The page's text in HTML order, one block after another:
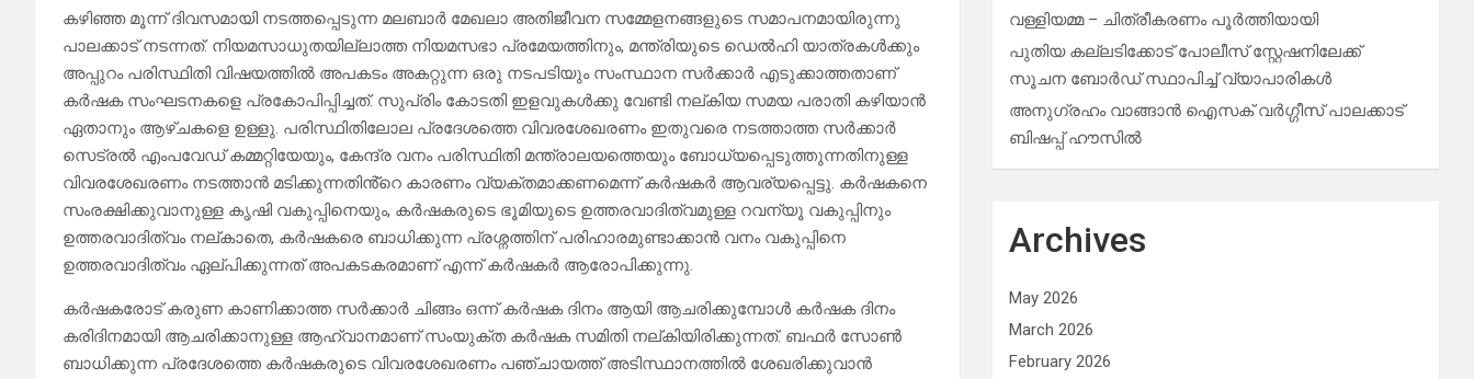
കഴിഞ്ഞ മൂന്ന് ദിവസമായി നടത്തപ്പെടുന്ന മലബാർ മേഖലാ അതിജീവന സമ്മേളനങ്ങളുടെ സമാപനമായിരുന്നു
പാലക്കാട് നടന്നത്. നിയമസാധുതയില്ലാത്ത നിയമസഭാ പ്രമേയത്തിനും, മന്ത്രിയുടെ ഡെൽഹി യാത്രകൾക്കും
അപ്പുറം പരിസ്ഥിതി വിഷയത്തിൽ അപകടം അകറ്റുന്ന ഒരു നടപടിയും സംസ്ഥാന സർക്കാർ എടുക്കാത്തതാണ്
കർഷക സംഘടനകളെ പ്രകോപിപ്പിച്ചത്. സുപ്രിം കോടതി ഇളവുകൾക്കു വേണ്ടി നല്കിയ സമയ പരാതി കഴിയാൻ
ഏതാനും ആഴ്ചകളെ ഉള്ളു. പരിസ്ഥിതിലോല പ്രദേശത്തെ വിവരശേഖരണം ഇതുവരെ നടത്താത്ത സർക്കാർ
സെട്രൽ എംപവേഡ് കമ്മറ്റിയേയും, കേന്ദ്ര വനം പരിസ്ഥിതി മന്ത്രാലയത്തെയും ബോധ്യപ്പെടുത്തുന്നതിനുള്ള
വിവരശേഖരണം നടത്താൻ മടിക്കുന്നതിൻ്റെ കാരണം വ്യക്തമാക്കണമെന്ന് കർഷകർ ആവര്യപ്പെട്ടു. കർഷകനെ
സംരക്ഷിക്കുവാനുള്ള കൃഷി വകുപ്പിനെയും, കർഷകരുടെ ഭൂമിയുടെ ഉത്തരവാദിത്വമുള്ള റവന്യൂ വകുപ്പിനും
ഉത്തരവാദിത്വം നല്കാതെ, കർഷകരെ ബാധിക്കുന്ന പ്രശ്നത്തിന് പരിഹാരമുണ്ടാക്കാൻ വനം വകുപ്പിനെ
ഉത്തരവാദിത്വം ഏല്പിക്കുന്നത് അപകടകരമാണ് എന്ന് കർഷകർ ആരോപിക്കുന്നു.
കർഷകരോട് കരുണ കാണിക്കാത്ത സർക്കാർ ചിങ്ങം ഒന്ന് കർഷക ദിനം ആയി ആചരിക്കുമ്പോൾ കർഷക ദിനം
കരിദിനമായി ആചരിക്കാനുള്ള ആഹ്വാനമാണ് സംയുക്ത കർഷക സമിതി നല്കിയിരിക്കുന്നത്. ബഫർ സോൺ
ബാധിക്കുന്ന പ്രദേശത്തെ കർഷകരുടെ വിവരശേഖരണം പഞ്ചായത്ത് അടിസ്ഥാനത്തിൽ ശേഖരിക്കുവാൻ
വള്ളിയമ്മ – ചിത്രീകരണം പൂർത്തിയായി
പുതിയ കല്ലടിക്കോട് പോലീസ് സ്റ്റേഷനിലേക്ക്
സൂചന ബോർഡ് സ്ഥാപിച്ച് വ്യാപാരികൾ
അനുഗ്രഹം വാങ്ങാൻ ഐസക് വര്‍ഗ്ഗീസ് പാലക്കാട്
ബിഷപ്പ് ഹൗസില്‍
Archives
May 2026
March 2026
February 2026